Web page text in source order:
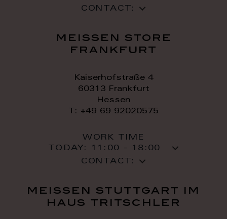
CONTACT:
meissen store
frankfurt
Kaiserhofstraße 4
60313 Frankfurt
Hessen
T: +49 69 92020575
WORK TIME
TODAY:
11:00 - 18:00
CONTACT:
meissen stuttgart im
haus tritschler